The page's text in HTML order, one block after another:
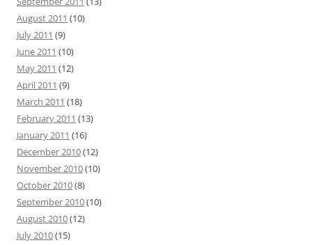
August 2011 (10)
July 2011 (9)
June 2011 (10)
May 2011 (12)
April 2011 (9)
March 2011 (18)
February 2011 (13)
January 2011 (16)
December 2010(12)
November 2010(10)
October 2010(8)
September 2010(10)
August 2010(12)
July 2010(15)